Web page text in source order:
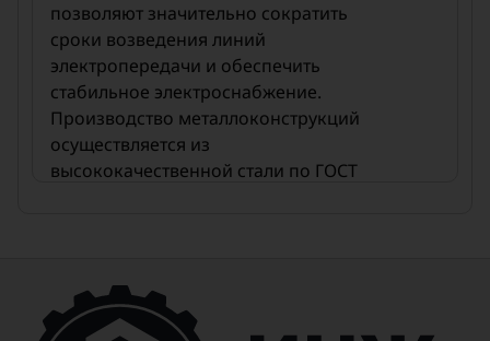
позволяют значительно сократить
сроки возведения линий
электропередачи и обеспечить
стабильное электроснабжение.
Производство металлоконструкций
осуществляется из
высококачественной стали по ГОСТ
повышения антикоррозийных
свойств. В зависимости от